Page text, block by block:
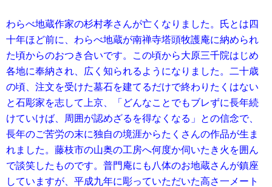
わらべ地蔵作家の杉村孝さんが亡くなりました。氏とは四
十年ほど前に、わらべ地蔵が南禅寺塔頭牧護庵に納められ
た頃からのおつき合いです。この頃から大原三千院はじめ
各地に奉納され、広く知られるようになりました。二十歳
の頃、注文を受けた墓石を建てるだけで終わりたくはない
と石彫家を志して上京、「どんなことでもブレずに長年続
けていけば、周囲が認めざるを得なくなる」との信念で、
長年のご苦労の末に独自の境涯からたくさんの作品が生ま
れました。藤枝市の山奥の工房へ何度か伺いたき火を囲ん
で談笑したものです。普門庵にも八体のお地蔵さんが鎮座
していますが、平成九年に彫っていただいた高さ一メート